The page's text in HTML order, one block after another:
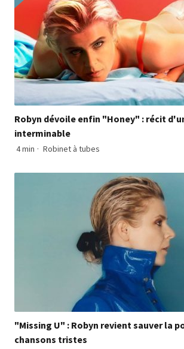
Robyn dévoile enfin "Honey" : récit
interminable
4 min · Robinet à tubes
"Missing U" : Robyn revient sauver la
chansons tristes